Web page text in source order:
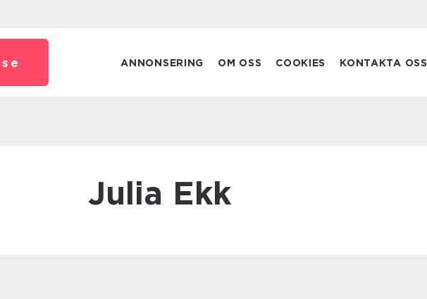
se ANNONSERING OM OSS COOKIES KONTAKTA OSS
Julia Ekk